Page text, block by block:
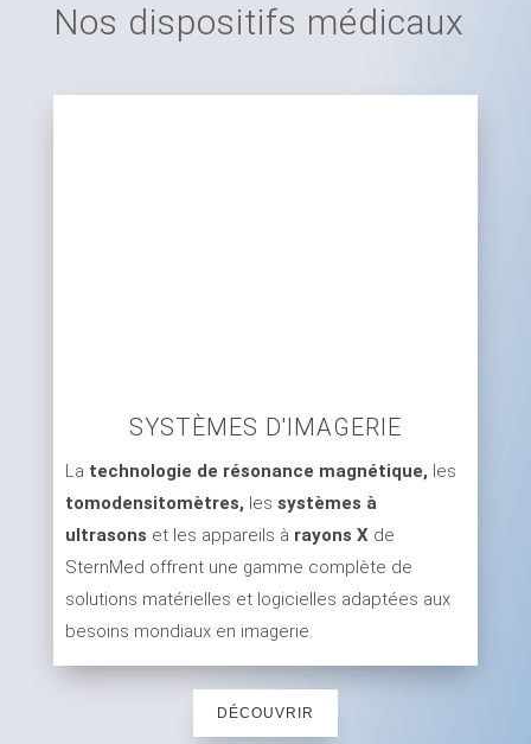
Nos dispositifs médicaux
SYSTÈMES D'IMAGERIE
La technologie de résonance magnétique, les
tomodensitomètres, les systèmes à
ultrasons et les appareils à rayons X de
SternMed offrent une gamme complète de
solutions matérielles et logicielles adaptées aux
besoins mondiaux en imagerie.
DÉCOUVRIR